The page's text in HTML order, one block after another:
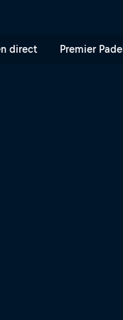
direct Premier Padel